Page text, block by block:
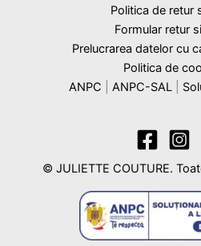
Politica de retur
Formular retur
Prelucrarea datelor cu
Politica de
ANPC
ANPC-SAL
© JULIETTE COUTURE.